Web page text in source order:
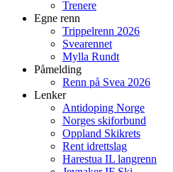
Trenere
Egne renn
Trippelrenn 2026
Svearennet
Mylla Rundt
Påmelding
Renn på Svea 2026
Lenker
Antidoping Norge
Norges skiforbund
Oppland Skikrets
Rent idrettslag
Harestua IL langrenn